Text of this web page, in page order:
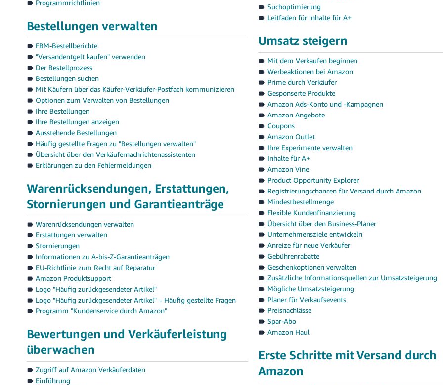
Programmrichtlinien
Bestellungen verwalten
FBM-Bestellberichte
"Versandentgelt kaufen" verwenden
Der Bestellprozess
Bestellungen suchen
Mit Käufern über das Käufer-Verkäufer-Postfach kommunizieren
Optionen zum Verwalten von Bestellungen
Ihre Bestellungen
Ihre Bestellungen anzeigen
Ausstehende Bestellungen
Häufig gestellte Fragen zu "Bestellungen verwalten"
Übersicht über den Verkäufernachrichtenassistenten
Erklärungen zu den Fehlermeldungen
Warenrücksendungen, Erstattungen,
Stornierungen und Garantieanträge
Warenrücksendungen verwalten
Erstattungen verwalten
Stornierungen
Informationen zu A-bis-Z-Garantieanträgen
EU-Richtlinie zum Recht auf Reparatur
Amazon Produktsupport
Logo "Häufig zurückgesendeter Artikel"
Logo "Häufig zurückgesendeter Artikel" – Häufig gestellte Fragen
Programm "Kundenservice durch Amazon"
Bewertungen und Verkäuferleistung
überwachen
Zugriff auf Amazon Verkäuferdaten
Einführung
Suchoptimierung
Leitfaden für Inhalte für A+
Umsatz steigern
Mit dem Verkaufen beginnen
Werbeaktionen bei Amazon
Prime durch Verkäufer
Gesponserte Produkte
Amazon Ads-Konto und -Kampagnen
Amazon Angebote
Coupons
Amazon Outlet
Ihre Experimente verwalten
Inhalte für A+
Amazon Vine
Product Opportunity Explorer
Registrierungschancen für Versand durch Amazon
Mindestbestellmenge
Flexible Kundenfinanzierung
Übersicht über den Business-Planer
Unternehmensziele entwickeln
Anreize für neue Verkäufer
Gebührenrabatte
Geschenkoptionen verwalten
Zusätzliche Informationsquellen zur Umsatzsteigerung
Mögliche Umsatzsteigerung
Planer für Verkaufsevents
Preisnachlässe
Spar-Abo
Amazon Haul
Erste Schritte mit Versand durch
Amazon